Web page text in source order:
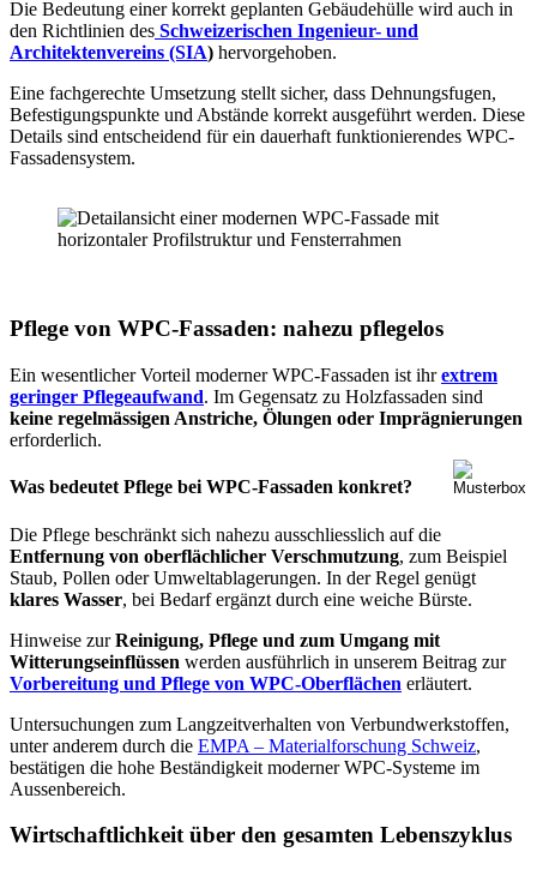
Die Bedeutung einer korrekt geplanten Gebäudehülle wird auch in
den Richtlinien des Schweizerischen Ingenieur- und
Architektenvereins (SIA) hervorgehoben.
Eine fachgerechte Umsetzung stellt sicher, dass Dehnungsfugen,
Befestigungspunkte und Abstände korrekt ausgeführt werden. Diese
Details sind entscheidend für ein dauerhaft funktionierendes WPC-
Fassadensystem.
Pflege von WPC-Fassaden: nahezu pflegelos
Ein wesentlicher Vorteil moderner WPC-Fassaden ist ihrextrem
geringer Pflegeaufwand. Im Gegensatz zu Holzfassaden sind
keine regelmässigen Anstriche, Ölungen oder Imprägnierungen
erforderlich.
Was bedeutet Pflege bei WPC-Fassaden konkret?
Die Pflege beschränkt sich nahezu ausschliesslich auf die
Entfernung von oberflächlicher Verschmutzung, zum Beispiel
Staub, Pollen oder Umweltablagerungen. In der Regel genügt
klares Wasser, bei Bedarf ergänzt durch eine weiche Bürste.
Hinweise zurReinigung, Pflege und zum Umgang mit
Witterungseinflüssen werden ausführlich in unserem Beitrag zur
Vorbereitung und Pflege von WPC-Oberflächen erläutert.
Untersuchungen zum Langzeitverhalten von Verbundwerkstoffen,
unter anderem durch die EMPA – Materialforschung Schweiz,
bestätigen die hohe Beständigkeit moderner WPC-Systeme im
Aussenbereich.
Wirtschaftlichkeit über den gesamten Lebenszyklus